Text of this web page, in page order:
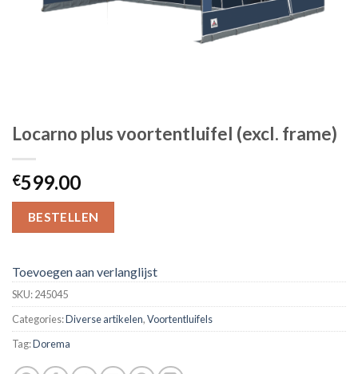
Locarno plus voortentluifel (excl. frame)
€599.00
BESTELLEN
Toevoegen aan verlanglijst
SKU:245045
Categories:Diverse artikelen,Voortentluifels
Tag:Dorema